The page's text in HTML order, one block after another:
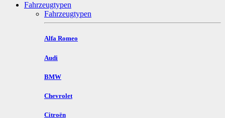
Fahrzeugtypen
Fahrzeugtypen
Alfa Romeo
Audi
BMW
Chevrolet
Citroën